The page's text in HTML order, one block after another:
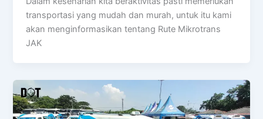
transportasi yang mudah dan murah, untuk itu kami
akan menginformasikan tentang Rute Mikrotrans
JAK